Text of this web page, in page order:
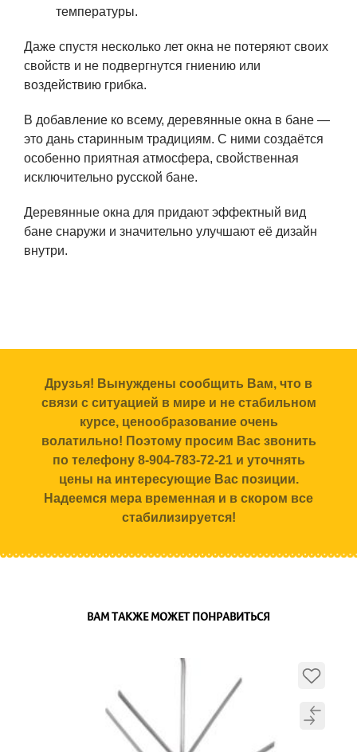
температуры.
Даже спустя несколько лет окна не потеряют своих
свойств и не подвергнутся гниению или
воздействию грибка.
В добавление ко всему, деревянные окна в бане —
это дань старинным традициям. С ними создаётся
особенно приятная атмосфера, свойственная
исключительно русской бане.
Деревянные окна для придают эффектный вид
бане снаружи и значительно улучшают её дизайн
внутри.
Друзья! Вынуждены сообщить Вам, что в
связи с ситуацией в мире и не стабильном
курсе, ценообразование очень
волатильно! Поэтому просим Вас звонить
по телефону 8-904-783-72-21 и уточнять
цены на интересующие Вас позиции.
Надеемся мера временная и в скором все
стабилизируется!
ВАМ ТАКЖЕ МОЖЕТ ПОНРАВИТЬСЯ